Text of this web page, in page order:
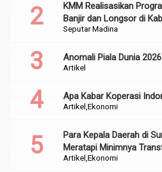
Seputar Madina
KMM Realisasikan
Banjir dan Longsor di
Artikel
Anomali Piala Dunia 2026
Artikel Ekonomi
Apa Kabar Koperasi
Artikel Ekonomi
Para Kepala Daerah di
Meratapi Minimnya